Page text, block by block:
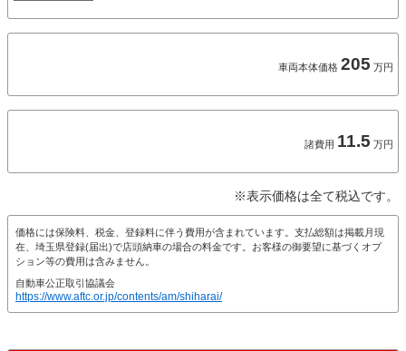
車両本体価格 205 万円
諸費用 11.5 万円
※表示価格は全て税込です。
価格には保険料、税金、登録料に伴う費用が含まれています。支払総額は掲載月現
在、埼玉県登録(届出)で店頭納車の場合の料金です。お客様の御要望に基づくオプ
ション等の費用は含みません。
自動車公正取引協議会
https://www.aftc.or.jp/contents/am/shiharai/